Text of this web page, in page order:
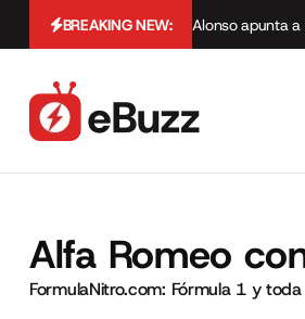
BREAKING NEW: Alonso apunta
Alfa Romeo
FormulaNitro.com: Fórmula 1 y